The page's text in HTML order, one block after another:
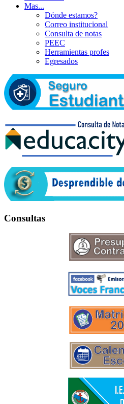
Mas...
Dónde estamos?
Correo institucional
Consulta de notas
PEEC
Herramientas profes
Egresados
Consultas